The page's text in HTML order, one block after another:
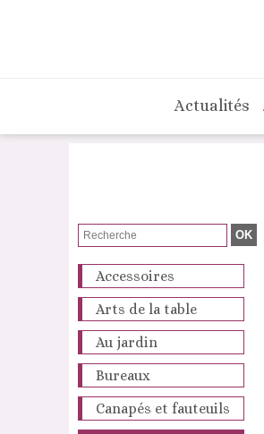
Actualités
Accessoires
Arts de la table
Au jardin
Bureaux
Canapés et fauteuils